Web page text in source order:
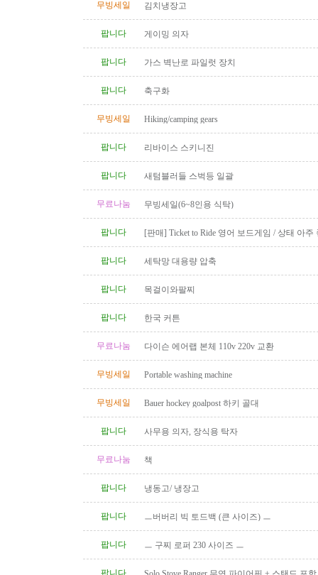
무빙세일 김치냉장고
팝니다 게이밍 의자
팝니다 가스 벽난로 파일럿 장치
팝니다 축구화
무빙세일 Hiking/camping gears
팝니다 리바이스 스키니진
팝니다 새텀블러들 스벅등 일괄
무료나눔 무빙세일(6~8인용 식탁)
팝니다
[판매] Ticket to Ride 영어 보드게임 / 상태 아주
팝니다
세탁망 대용량 압축
팝니다 목걸이와팔찌
팝니다 한국 커튼
무료나눔 다이슨 에어랩 본체 110v 220v 교환
무빙세일 Portable washing machine
무빙세일 Bauer hockey goalpost 하키 골대
팝니다 사무용 의자, 장식용 탁자
무료나눔 책
팝니다 냉동고/ 냉장고
팝니다 ㅡ버버리 빅 토드백 (큰 사이즈) ㅡ
팝니다 ㅡ 구찌 로퍼 230 사이즈 ㅡ
팝니다